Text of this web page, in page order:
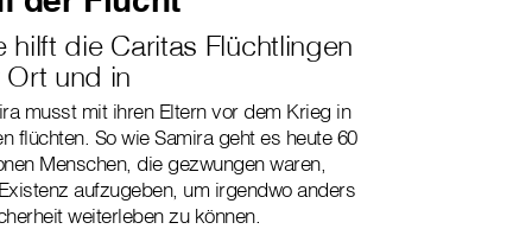
hilft die Caritas Flüchtlingen
Ort und in
musst mit ihren Eltern vor dem Krieg in
flüchten. So wie Samira geht es heute 60
Menschen, die gezwungen waren,
aufzugeben, um irgendwo anders
weiterleben zu können.